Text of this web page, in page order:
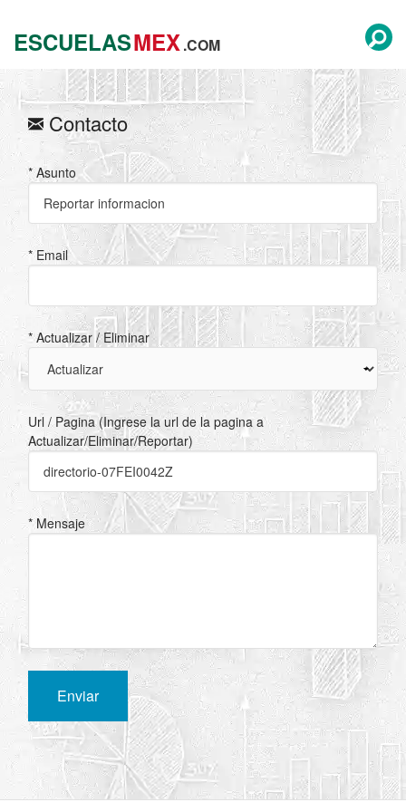
ESCUELASMEX.COM
Contacto
* Asunto
* Email
* Actualizar / Eliminar
Url / Pagina (Ingrese la url de la pagina a
Actualizar/Eliminar/Reportar)
* Mensaje
Enviar